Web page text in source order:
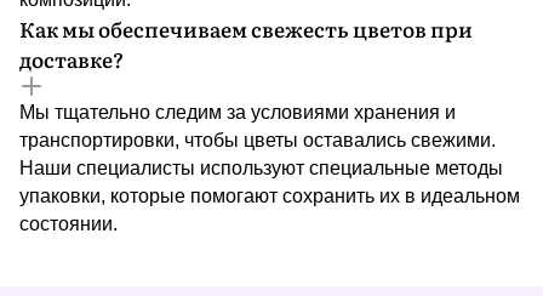
Как мы обеспечиваем свежесть цветов при
доставке?
Мы тщательно следим за условиями хранения и
транспортировки, чтобы цветы оставались свежими.
Наши специалисты используют специальные методы
упаковки, которые помогают сохранить их в идеальном
состоянии.